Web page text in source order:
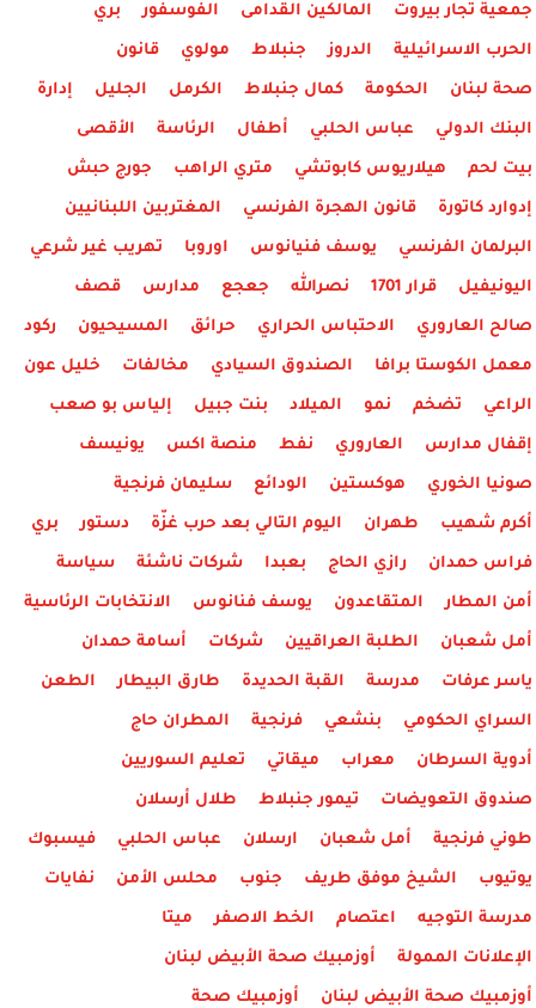
جمعية تجار بيروت المالكين القدامى الفوسفور بري
الحرب الاسرائيلية الدروز جنبلاط مولوي قانون
صحة لبنان الحكومة كمال جنبلاط الكرمل الجليل إدارة
البنك الدولي عباس الحلبي أطفال الرئاسة الأقصى
بيت لحم هيلاريوس كابوتشي متري الراهب جورج حبش
إدوارد كاتورة قانون الهجرة الفرنسي المغتربين اللبنانيين
البرلمان الفرنسي يوسف فنيانوس اوروبا تهريب غير شرعي
اليونيفيل قرار 1701 نصرالله جعجع مدارس قصف
صالح العاروري الاحتباس الحراري حرائق المسيحيون ركود
معمل الكوستا برافا الصندوق السيادي مخالفات خليل عون
الراعي تضخم نمو الميلاد بنت جبيل إلياس بو صعب
إقفال مدارس العاروري نفط منصة اكس يونيسف
صونيا الخوري هوكستين الودائع سليمان فرنجية
أكرم شهيب طهران اليوم التالي بعد حرب غزّة دستور بري
فراس حمدان رازي الحاج بعبدا شركات ناشئة سياسة
أمن المطار المتقاعدون يوسف فنانوس الانتخابات الرئاسية
أمل شعبان الطلبة العراقيين شركات أسامة حمدان
ياسر عرفات مدرسة القبة الحديدة طارق البيطار الطعن
السراي الحكومي بنشعي فرنجية المطران حاج
أدوية السرطان معراب ميقاتي تعليم السوريين
صندوق التعويضات تيمور جنبلاط طلال أرسلان
طوني فرنجية أمل شعبان ارسلان عباس الحلبي فيسبوك
يوتيوب الشيخ موفق طريف جنوب محلس الأمن نفايات
مدرسة التوجيه اعتصام الخط الاصفر ميتا
الإعلانات الممولة أوزمبيك صحة الأبيض لبنان
أوزمبيك صحة الأبيض لبنان أوزمبيك صحة